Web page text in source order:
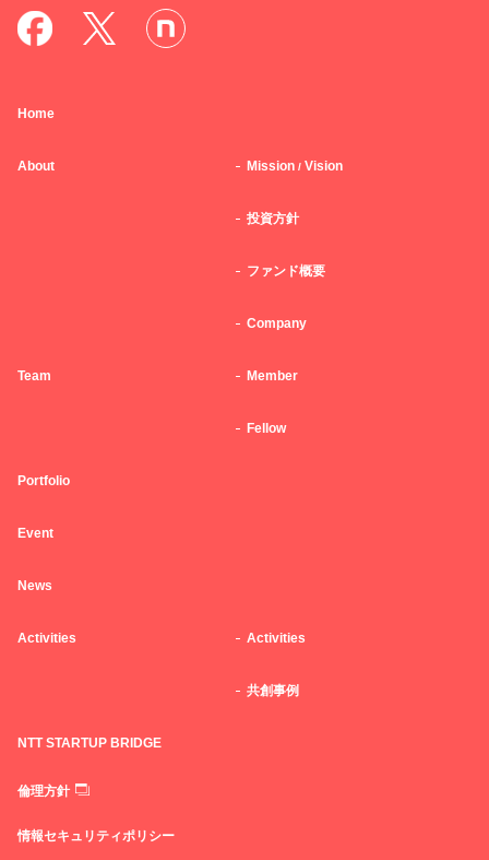
Home
About Mission / Vision
投資方針
ファンド概要
Company
Team Member
Fellow
Portfolio
Event
News
Activities Activities
共創事例
NTT STARTUP BRIDGE
倫理方針
情報セキュリティポリシー